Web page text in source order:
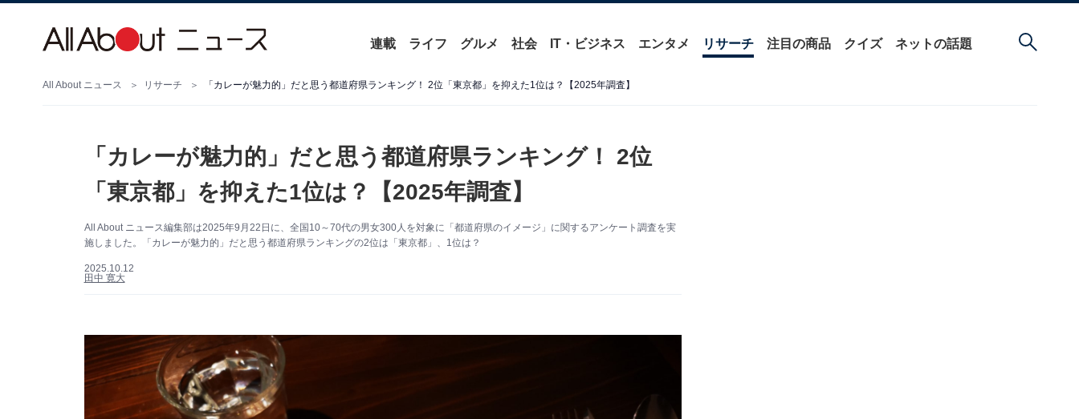
連載 ライフ グルメ 社会 IT・ビジネス エンタメ リサーチ 注目の商品 クイズ ネットの話題
All About ニュース リサーチ 「カレーが魅力的」だと思う都道府県ランキング！ 2位「東京都」を抑えた1位は？【2025年調査】
「カレーが魅力的」だと思う都道府県ランキング！ 2位
「東京都」を抑えた1位は？【2025年調査】
All About ニュース編集部は2025年9月22日に、全国10～70代の男女300人を対象に「都道府県のイメージ」に関するアンケート調査を実
施しました。「カレーが魅力的」だと思う都道府県ランキングの2位は「東京都」、1位は？
2025.10.12
田中 寛大